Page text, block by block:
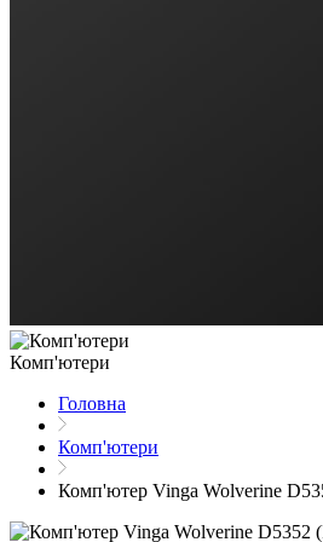
Комп'ютери
Головна
Комп'ютери
Комп'ютер Vinga Wolverine